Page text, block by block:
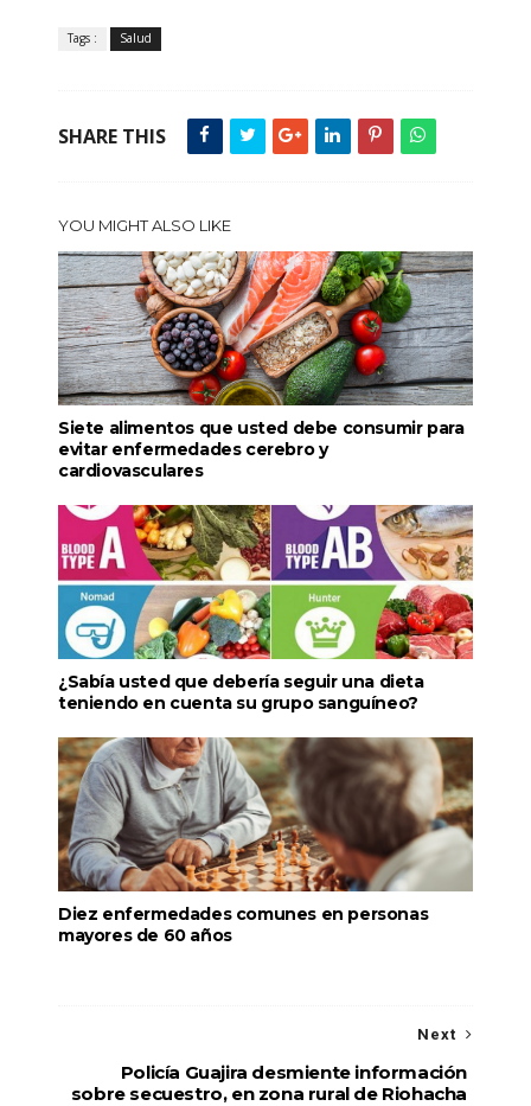
Tags : Salud
SHARE THIS
YOU MIGHT ALSO LIKE
Siete alimentos que usted debe consumir para
evitar enfermedades cerebro y
cardiovasculares
¿Sabía usted que debería seguir una dieta
teniendo en cuenta su grupo sanguíneo?
Diez enfermedades comunes en personas
mayores de 60 años
Next
Policía Guajira desmiente información
sobre secuestro, en zona rural de Riohacha